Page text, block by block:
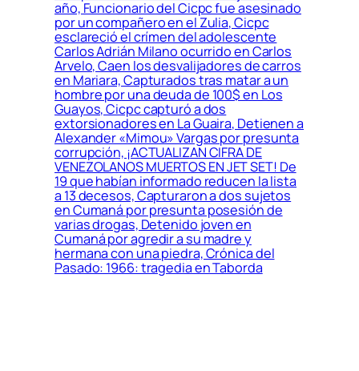
año, Funcionario del Cicpc fue asesinado
por un compañero en el Zulia, Cicpc
esclareció el crímen del adolescente
Carlos Adrián Milano ocurrido en Carlos
Arvelo, Caen los desvalijadores de carros
en Mariara, Capturados tras matar a un
hombre por una deuda de 100$ en Los
Guayos, Cicpc capturó a dos
extorsionadores en La Guaira, Detienen a
Alexander «Mimou» Vargas por presunta
corrupción, ¡ACTUALIZAN CIFRA DE
VENEZOLANOS MUERTOS EN JET SET! De
19 que habían informado reducen la lista
a 13 decesos, Capturaron a dos sujetos
en Cumaná por presunta posesión de
varias drogas, Detenido joven en
Cumaná por agredir a su madre y
hermana con una piedra, Crónica del
Pasado: 1966: tragedia en Taborda